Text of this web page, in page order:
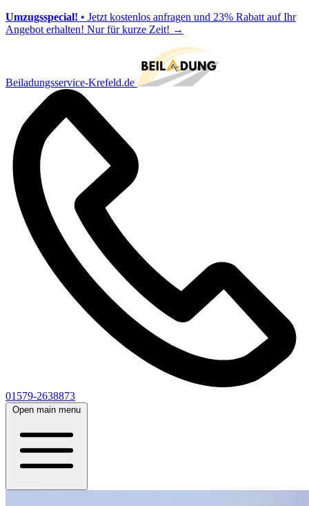
Umzugsspecial! • Jetzt kostenlos anfragen und 23% Rabatt auf Ihr
Angebot erhalten! Nur für kurze Zeit! →
Beiladungsservice-Krefeld.de
01579-2638873
Open main menu